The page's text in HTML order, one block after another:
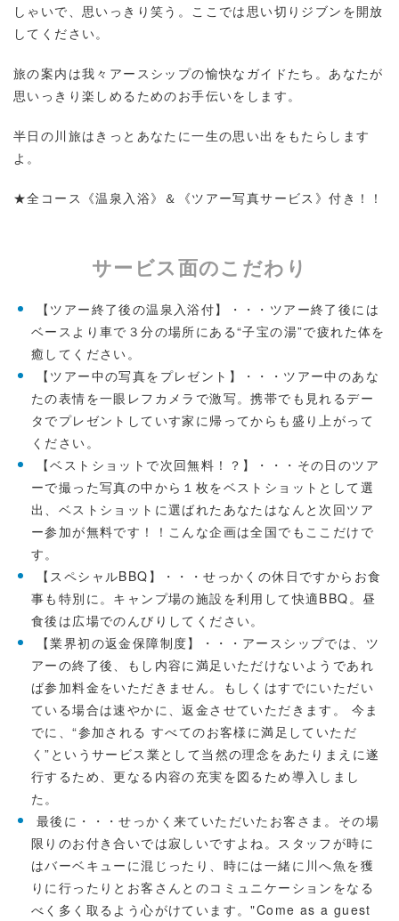
しゃいで、思いっきり笑う。ここでは思い切りジブンを開放
してください。
旅の案内は我々アースシップの愉快なガイドたち。あなたが
思いっきり楽しめるためのお手伝いをします。
半日の川旅はきっとあなたに一生の思い出をもたらします
よ。
★全コース《温泉入浴》＆《ツアー写真サービス》付き！！
サービス面のこだわり
【ツアー終了後の温泉入浴付】・・・ツアー終了後には
ベースより車で３分の場所にある“子宝の湯”で疲れた体を
癒してください。
【ツアー中の写真をプレゼント】・・・ツアー中のあな
たの表情を一眼レフカメラで激写。携帯でも見れるデー
タでプレゼントしていす家に帰ってからも盛り上がって
ください。
【ベストショットで次回無料！？】・・・その日のツア
ーで撮った写真の中から１枚をベストショットとして選
出、ベストショットに選ばれたあなたはなんと次回ツア
ー参加が無料です！！こんな企画は全国でもここだけで
す。
【スペシャルBBQ】・・・せっかくの休日ですからお食
事も特別に。キャンプ場の施設を利用して快適BBQ。昼
食後は広場でのんびりしてください。
【業界初の返金保障制度】・・・アースシップでは、ツ
アーの終了後、もし内容に満足いただけないようであれ
ば参加料金をいただきません。もしくはすでにいただい
ている場合は速やかに、返金させていただきます。 今ま
でに、“参加される すべてのお客様に満足していただ
く”というサービス業として当然の理念をあたりまえに遂
行するため、更なる内容の充実を図るため導入しまし
た。
最後に・・・せっかく来ていただいたお客さま。その場
限りのお付き合いでは寂しいですよね。スタッフが時に
はバーベキューに混じったり、時には一緒に川へ魚を獲
りに行ったりとお客さんとのコミュニケーションをなる
べく多く取るよう心がけています。"Come as a guest